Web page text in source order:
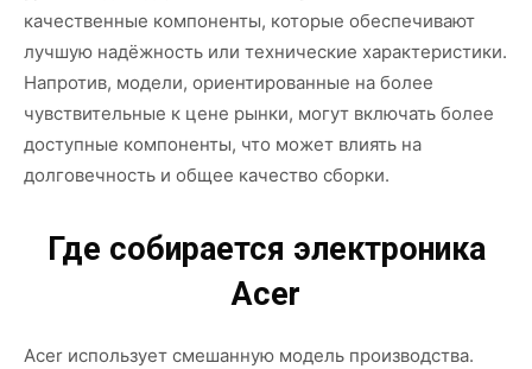
качественные компоненты, которые обеспечивают
лучшую надёжность или технические характеристики.
Напротив, модели, ориентированные на более
чувствительные к цене рынки, могут включать более
доступные компоненты, что может влиять на
долговечность и общее качество сборки.
Где собирается электроника
Acer
Acer использует смешанную модель производства.